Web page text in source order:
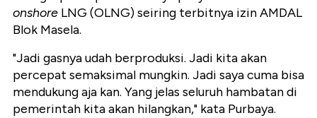
onshore LNG (OLNG) seiring terbitnya izin AMDAL
Blok Masela.
"Jadi gasnya udah berproduksi. Jadi kita akan
percepat semaksimal mungkin. Jadi saya cuma bisa
mendukung aja kan. Yang jelas seluruh hambatan di
pemerintah kita akan hilangkan," kata Purbaya.